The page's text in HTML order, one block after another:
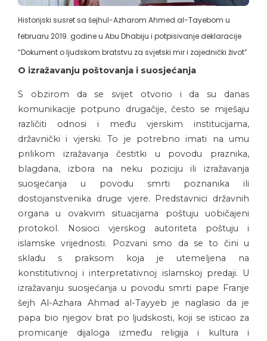
Historijski susret sa šejhul-Azharom Ahmed al-Tayebom u
februaru 2019. godine u Abu Dhabiju i potpisivanje deklaracije
“Dokument o ljudskom bratstvu za svjetski mir i zajednički život”
O izražavanju poštovanja i suosjećanja
S obzirom da se svijet otvorio i da su danas
komunikacije potpuno drugačije, često se miješaju
različiti odnosi i među vjerskim institucijama,
državnički i vjerski. To je potrebno imati na umu
prilikom izražavanja čestitki u povodu praznika,
blagdana, izbora na neku poziciju ili izražavanja
suosjećanja u povodu smrti poznanika ili
dostojanstvenika druge vjere. Predstavnici državnih
organa u ovakvim situacijama poštuju uobičajeni
protokol. Nosioci vjerskog autoriteta poštuju i
islamske vrijednosti. Pozvani smo da se to čini u
skladu s praksom koja je utemeljena na
konstitutivnoj i interpretativnoj islamskoj predaji. U
izražavanju suosjećanja u povodu smrti pape Franje
šejh Al-Azhara Ahmad al-Tayyeb je naglasio da je
papa bio njegov brat po ljudskosti, koji se isticao za
promicanje dijaloga između religija i kultura i